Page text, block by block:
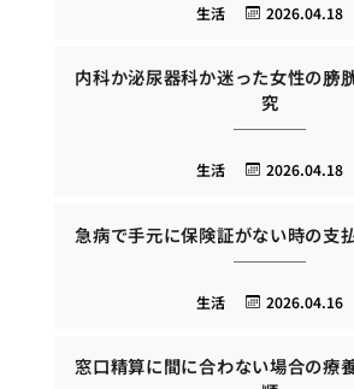
2026.04.18
生活
内科か泌尿器科か迷った女性の膀
究
2026.04.18
生活
急病で手元に保険証がない時の支
2026.04.16
生活
窓口精算に間に合わない場合の療